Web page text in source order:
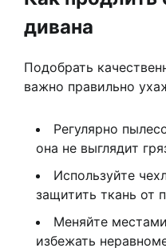
дивана
Подобрать
важно правильно
Регулярно
она не выглядит
Используйте
защитить ткань от
Меняйте
избежать